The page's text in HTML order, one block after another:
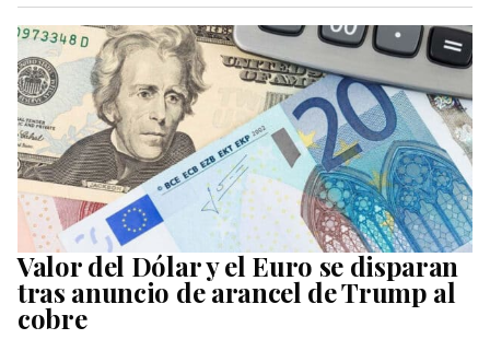
Valor del Dólar y el Euro se disparan
tras anuncio de arancel de Trump al
cobre